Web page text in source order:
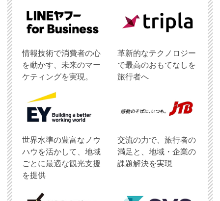
情報技術で消費者の心
を動かす、未来のマー
ケティングを実現。
革新的なテクノロジー
で最高のおもてなしを
旅行者へ
世界水準の豊富なノウ
ハウを活かして、地域
ごとに最適な観光支援
を提供
交流の力で、旅行者の
満足と、地域・企業の
課題解決を実現